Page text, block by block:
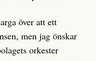
över att ett
men jag önskar
orkester